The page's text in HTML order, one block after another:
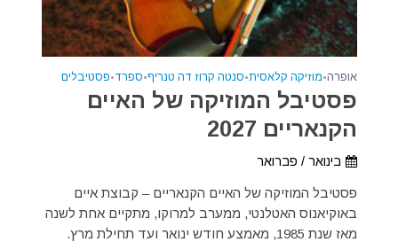
אופרה•מוזיקה קלאסית•סנטה קרוז דה טנריף•ספרד•פסטיבלים
פסטיבל המוזיקה של האיים
הקנאריים 2027
בינואר / פברואר
פסטיבל המוזיקה של האיים הקנאריים – קבוצת איים
באוקיאנוס האטלנטי, ממערב למרוקו, מתקיים אחת לשנה
מאז שנת 1985, מאמצע חודש ינואר ועד תחילת מרץ.